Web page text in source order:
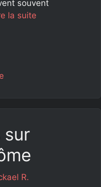
souvent
la suite
sur
R.